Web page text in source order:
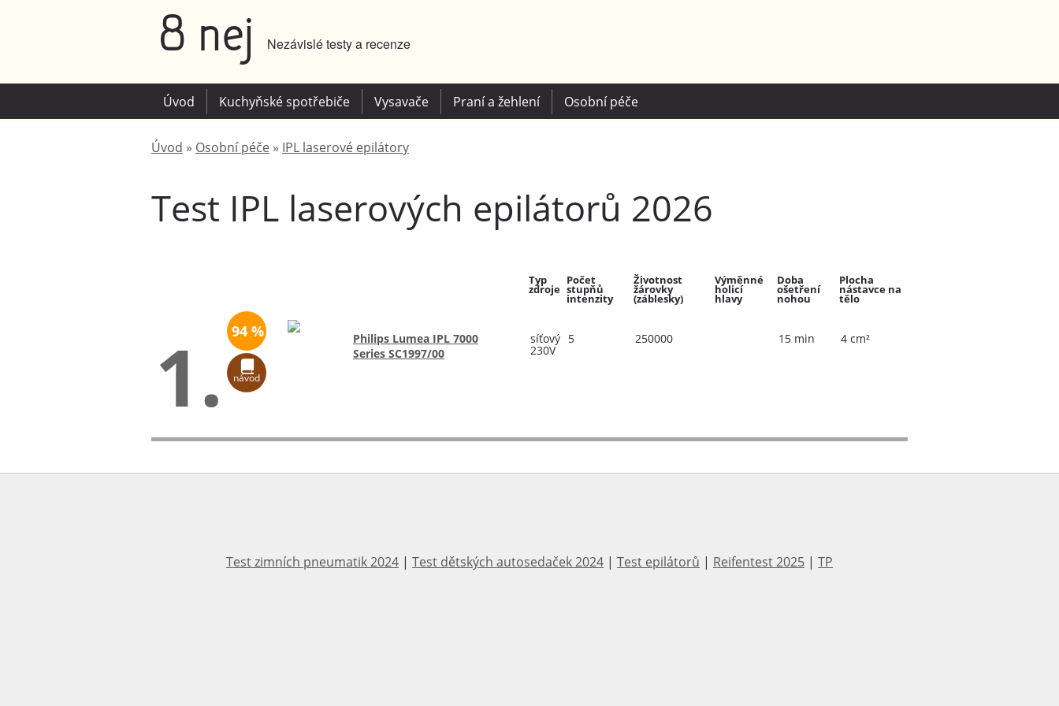
8 nej Nezávislé testy a recenze
Úvod » Osobní péče » IPL laserové epilátory
Test IPL laserových epilátorů 2026
Typ
zdroje
Počet
stupňů
intenzity
Životnost
žárovky
(záblesky)
Výměnné
holicí
hlavy
Doba
ošetření
nohou
Plocha
nástavce na
tělo
1. 94 %
návod
Philips Lumea IPL 7000
Series SC1997/00
síťový
230V
5 250000 15 min 4 cm²
Úvod Kuchyňské spotřebiče Vysavače Praní a žehlení Osobní péče
Test zimních pneumatik 2024 | Test dětských autosedaček 2024 | Test epilátorů | Reifentest 2025 | TP